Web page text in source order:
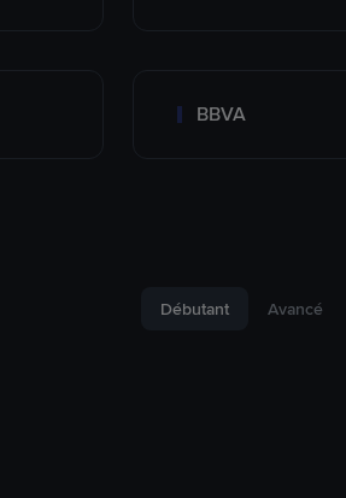
BBVA
Débutant Avancé